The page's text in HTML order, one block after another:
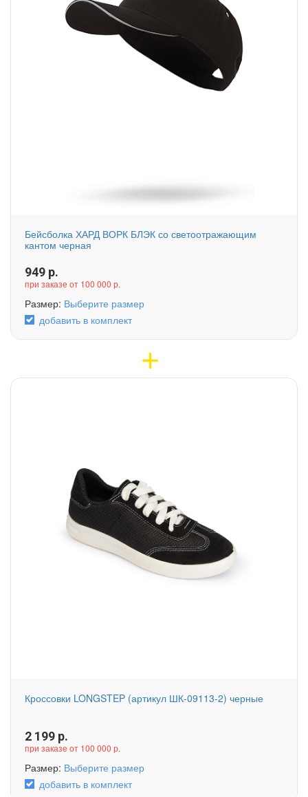
Бейсболка ХАРД ВОРК БЛЭК со светоотражающим
кантом черная
949 р.
при заказе от 100 000 р.
Размер: Выберите размер
добавить в комплект
Кроссовки LONGSTEP (артикул ШК-09113-2) черные
2 199 р.
при заказе от 100 000 р.
Размер: Выберите размер
добавить в комплект